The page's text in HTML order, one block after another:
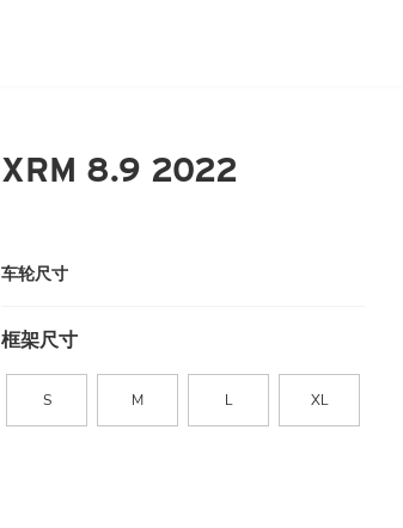
XRM 8.9 2022
车轮尺寸
框架尺寸
S M L XL